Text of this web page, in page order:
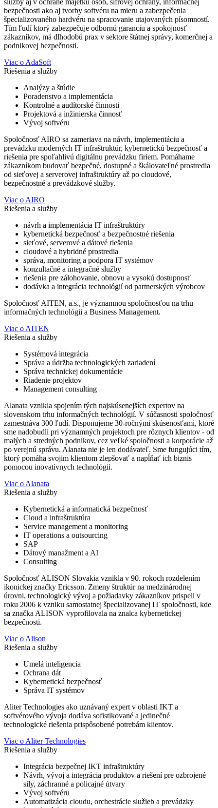
bezpečnosti ako aj tvorby softvéru na mieru a zabezpečenia
špecializovaného hardvéru na spracovanie utajovaných písomností.
Tím ľudí ktorý zabezpečuje odbornú garanciu a spokojnosť
zákazníkov, má dlhodobú prax v sektore štátnej správy, komerčnej a
podnikovej bezpečnosti.
Viac o AdaSoft
Riešenia a služby
Analýzy a štúdie
Poradenstvo a implementácia
Kontrolné a audítorské činnosti
Projektová a inžinierska činnosť
Vývoj softvéru
Spoločnosť AIRO sa zameriava na návrh, implementáciu a
prevádzku moderných IT infraštruktúr, kybernetickú bezpečnosť a
riešenia pre spoľahlivú digitálnu prevádzku firiem. Pomáhame
zákazníkom budovať bezpečné, dostupné a škálovateľné prostredia
od sieťovej a serverovej infraštruktúry až po cloudové,
bezpečnostné a prevádzkové služby.
Viac o AIRO
Riešenia a služby
návrh a implementácia IT infraštruktúry
kybernetická bezpečnosť a bezpečnostné riešenia
sieťové, serverové a dátové riešenia
cloudové a hybridné prostredia
správa, monitoring a podpora IT systémov
konzultačné a integračné služby
riešenia pre zálohovanie, obnovu a vysokú dostupnosť
dodávka a integrácia technológií od partnerských výrobcov
Spoločnosť AITEN, a.s., je významnou spoločnosťou na trhu
informačných technológii a Business Management.
Viac o AITEN
Riešenia a služby
Systémová integrácia
Správa a údržba technologických zariadení
Správa technickej dokumentácie
Riadenie projektov
Management consulting
Alanata vznikla spojením tých najskúsenejších expertov na
slovenskom trhu informačných technológií. V súčasnosti spoločnosť
zamestnáva 300 ľudí. Disponujeme 30-ročnými skúsenosťami, ktoré
sme nadobudli pri významných projektoch pre rôznych klientov - od
malých a stredných podnikov, cez veľké spoločnosti a korporácie až
po verejnú správu. Alanata nie je len dodávateľ. Sme fungujúci tím,
ktorý pomáha svojim klientom zlepšovať a napĺňať ich biznis
pomocou inovatívnych technológií.
Viac o Alanata
Riešenia a služby
Kybernetická a informatická bezpečnosť
Cloud a infraštruktúra
Service management a monitoring
IT operations a outsourcing
SAP
Dátový manažment a AI
Consulting
Spoločnosť ALISON Slovakia vznikla v 90. rokoch rozdelením
ikonickej značky Ericsson. Zmeny štruktúr na medzinárodnej
úrovni, technologický vývoj a požiadavky zákazníkov prispeli v
roku 2006 k vzniku samostatnej špecializovanej IT spoločnosti, kde
sa značka ALISON vyprofilovala na znalca kybernetickej
bezpečnosti.
Viac o Alison
Riešenia a služby
Umelá inteligencia
Ochrana dát
Kybernetická bezpečnosť
Správa IT systémov
Aliter Technologies ako uznávaný expert v oblasti IKT a
softvérového vývoja dodáva sofistikované a jedinečné
technologické riešenia prispôsobené potrebám klientov.
Viac o Aliter Technologies
Riešenia a služby
Integrácia bezpečnej IKT infraštruktúry
Návrh, vývoj a integrácia produktov a riešení pre ozbrojené
sily, záchranné a policajné útvary
Vývoj softvéru
Automatizácia cloudu, orchestrácie služieb a prevádzky